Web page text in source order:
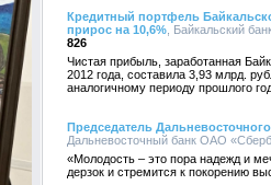
Кредитный портфель
прирос на 10,6% , Байкальский
826
Чистая прибыль, заработанная
2012 года, составила 3,93 млрд.
аналогичному периоду прошлого
Председатель
Дальневосточный банк ОАО
«Молодость – это пора надежд и
дерзок и стремится к покорению